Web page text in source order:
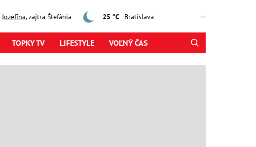
Jozefína, zajtra Štefánia 25 °C
TOPKY TV LIFESTYLE VOĽNÝ ČAS